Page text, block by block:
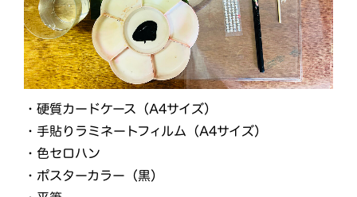
・硬質カードケース（A4サイズ）
・手貼りラミネートフィルム（A4サイズ）
・色セロハン
・ポスターカラー（黒）